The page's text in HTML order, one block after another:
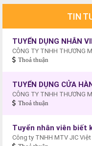
TIN
Thoả thuận
Thoả thuận
Tuyển nhân viên biết
Công ty TNHH MTV JIC